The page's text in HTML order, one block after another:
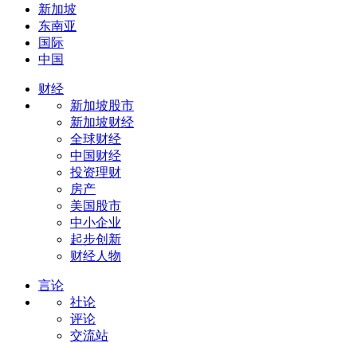
新加坡
东南亚
国际
中国
财经
新加坡股市
新加坡财经
全球财经
中国财经
投资理财
房产
美国股市
中小企业
起步创新
财经人物
言论
社论
评论
交流站